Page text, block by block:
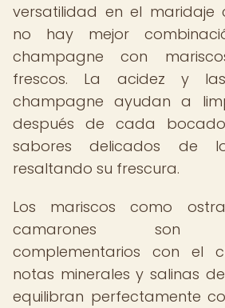
versatilidad en el maridaje
no hay mejor
champagne con
frescos. La acidez y
champagne ayudan a
después de cada
sabores delicados de
resaltando su frescura.
Los mariscos como
camarones son
complementarios con el
notas minerales y salinas
equilibran perfectamente